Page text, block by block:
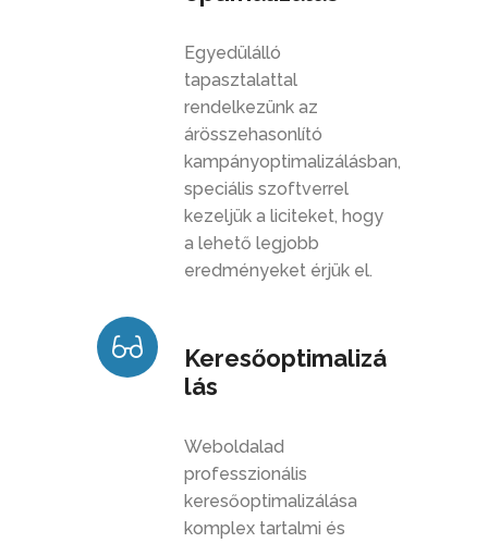
Egyedülálló
tapasztalattal
rendelkezünk az
árösszehasonlító
kampányoptimalizálásban,
speciális szoftverrel
kezeljük a liciteket, hogy
a lehető legjobb
eredményeket érjük el.
Keresőoptimalizá
lás
Weboldalad
professzionális
keresőoptimalizálása
komplex tartalmi és